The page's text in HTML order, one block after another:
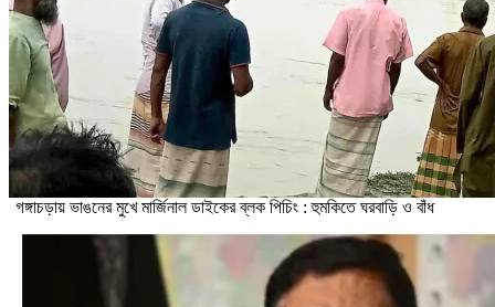
গঙ্গাচড়ায় ভাঙনের মুখে মার্জিনাল ডাইকের ব্লক পিচিং : হুমকিতে ঘরবাড়ি ও বাঁধ